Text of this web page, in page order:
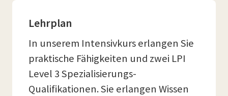
Lehrplan
In unserem Intensivkurs erlangen Sie
praktische Fähigkeiten und zwei LPI
Level 3 Spezialisierungs-
Qualifikationen. Sie erlangen Wissen